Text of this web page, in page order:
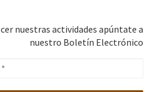
nuestras actividades apúntate a
nuestro Boletín Electrónico